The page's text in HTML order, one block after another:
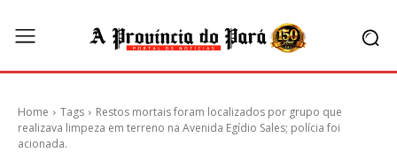
Home Tags
Restos mortais foram localizados por grupo que
realizava limpeza em terreno na Avenida Egídio Sales; polícia foi
acionada.